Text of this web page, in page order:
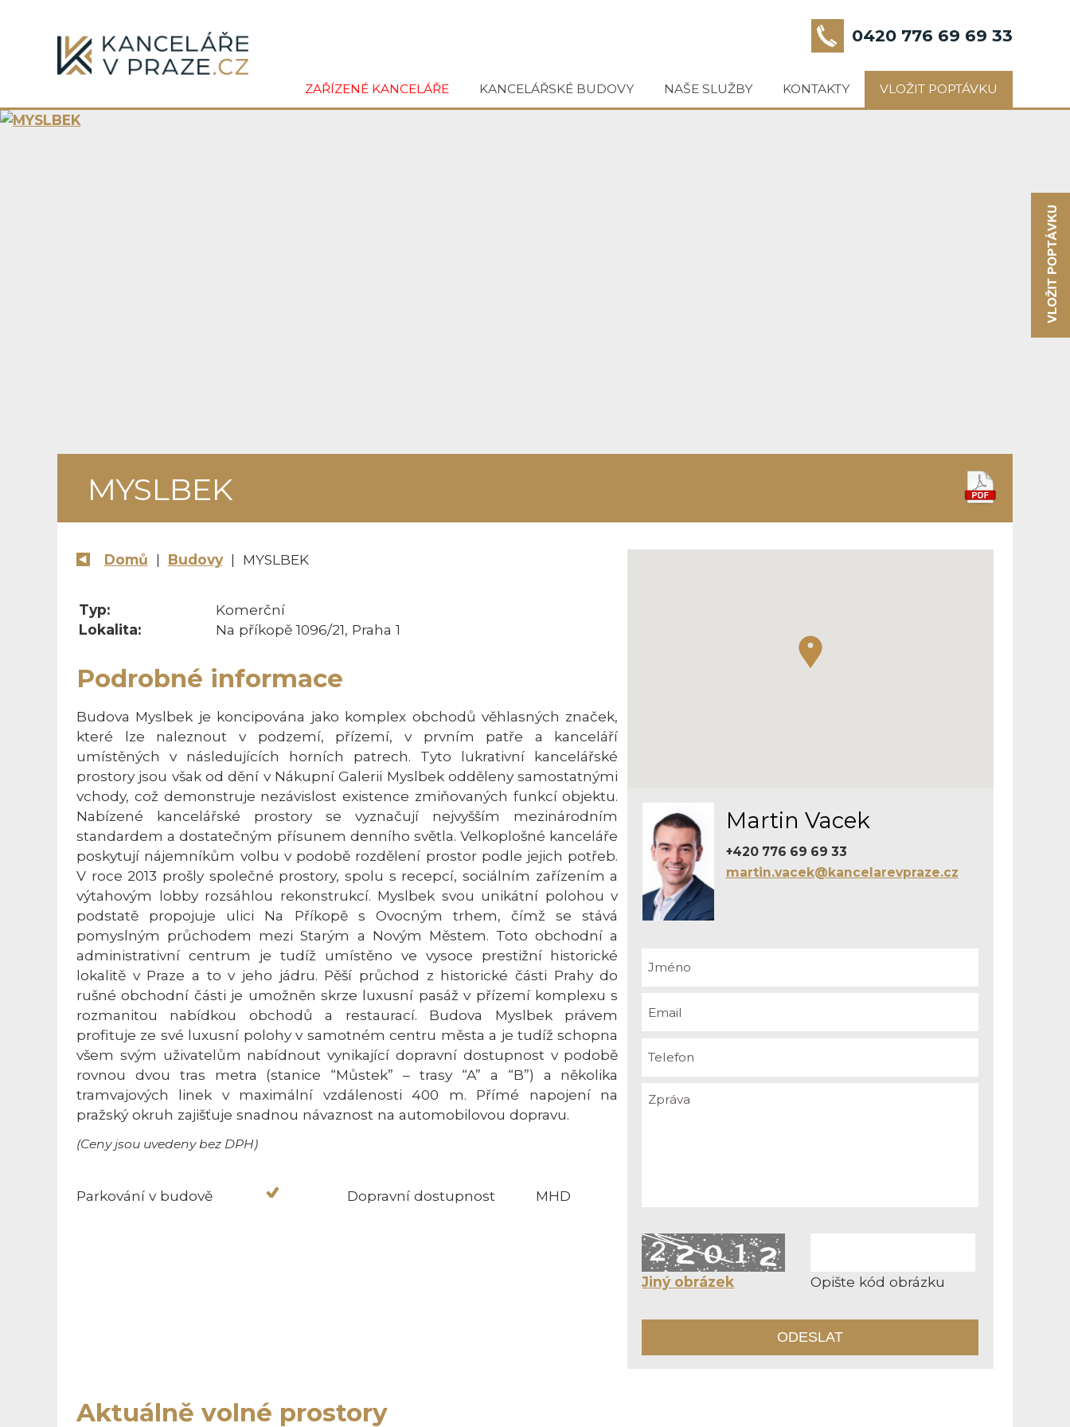
0420 776 69 69 33
ZAŘÍZENÉ KANCELÁŘE KANCELÁŘSKÉ BUDOVY NAŠE SLUŽBY KONTAKTY VLOŽIT POPTÁVKU
MYSLBEK
Domů | Budovy| MYSLBEK
Martin Vacek
+420 776 69 69 33
martin.vacek@kancelarevpraze.cz
Jiný obrázek Opište kód obrázku
Typ:
Komerční
Lokalita:
Na příkopě 1096/21, Praha 1
Podrobné informace
Budova Myslbek je koncipována jako komplex obchodů věhlasných značek,
které lze naleznout v podzemí, přízemí, v prvním patře a kanceláří
umístěných v následujících horních patrech. Tyto lukrativní kancelářské
prostory jsou však od dění v Nákupní Galerii Myslbek odděleny samostatnými
vchody, což demonstruje nezávislost existence zmiňovaných funkcí objektu.
Nabízené kancelářské prostory se vyznačují nejvyšším mezinárodním
standardem a dostatečným přísunem denního světla. Velkoplošné kanceláře
poskytují nájemníkům volbu v podobě rozdělení prostor podle jejich potřeb.
V roce 2013 prošly společné prostory, spolu s recepcí, sociálním zařízením a
výtahovým lobby rozsáhlou rekonstrukcí. Myslbek svou unikátní polohou v
podstatě propojuje ulici Na Příkopě s Ovocným trhem, čímž se stává
pomyslným průchodem mezi Starým a Novým Městem. Toto obchodní a
administrativní centrum je tudíž umístěno ve vysoce prestižní historické
lokalitě v Praze a to v jeho jádru. Pěší průchod z historické části Prahy do
rušné obchodní části je umožněn skrze luxusní pasáž v přízemí komplexu s
rozmanitou nabídkou obchodů a restaurací. Budova Myslbek právem
profituje ze své luxusní polohy v samotném centru města a je tudíž schopna
všem svým uživatelům nabídnout vynikající dopravní dostupnost v podobě
rovnou dvou tras metra (stanice “Můstek” – trasy “A” a “B”) a několika
tramvajových linek v maximální vzdálenosti 400 m. Přímé napojení na
pražský okruh zajišťuje snadnou návaznost na automobilovou dopravu.
(Ceny jsou uvedeny bez DPH)
Parkování v budově Dopravní dostupnost MHD
Aktuálně volné prostory